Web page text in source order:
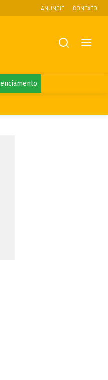
ANUNCIE CONTATO